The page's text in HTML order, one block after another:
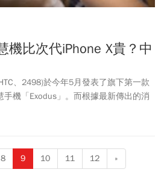
機比次代iPhone X貴？中
、2498)於今年5月發表了旗下第一款
機「Exodus」。而根據最新傳出的消
價不斐，售價預估將達約1,000美元，將
8 9 10 11 12 »